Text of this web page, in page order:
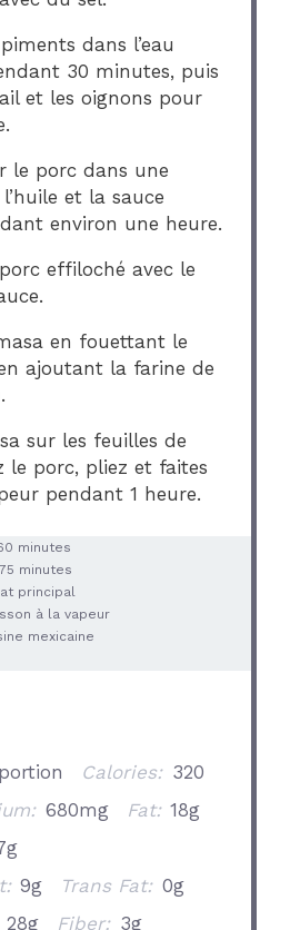
dans l’eau
30 minutes, puis
et les oignons pour
le porc dans une
et la sauce
environ une heure.
effiloché avec le
en fouettant le
ajoutant la farine de
sur les feuilles de
le porc, pliez et faites
pendant 1 heure.
minutes
75 minutes
principal
à la vapeur
mexicaine
Calories: 320
680mg Fat: 18g
9g Trans Fat: 0g
28g Fiber: 3g